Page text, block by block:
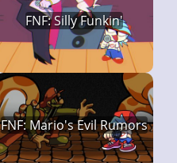
FNF: Silly Funkin'
FNF: Mario's Evil Rumors